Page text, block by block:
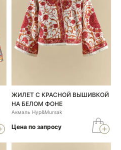
ЖИЛЕТ С КРАСНОЙ ВЫШИВКОЙ
НА БЕЛОМ ФОНЕ
Акмаль Нур&Mursak
Цена по запросу